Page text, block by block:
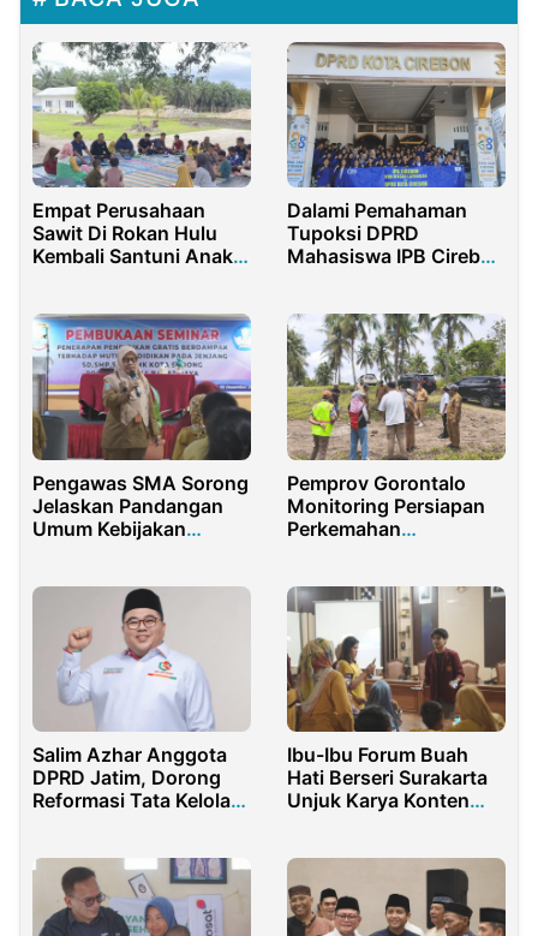
Empat Perusahaan
Sawit Di Rokan Hulu
Kembali Santuni Anak
Dalami Pemahaman
Tupoksi DPRD
Mahasiswa IPB Cirebon
Pengawas SMA Sorong
Jelaskan Pandangan
Umum Kebijakan
Pemprov Gorontalo
Monitoring Persiapan
Perkemahan
Salim Azhar Anggota
DPRD Jatim, Dorong
Reformasi Tata Kelola
Ibu-Ibu Forum Buah
Hati Berseri Surakarta
Unjuk Karya Konten